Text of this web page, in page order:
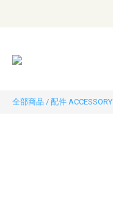
全部商品 / 配件 ACCESSORY